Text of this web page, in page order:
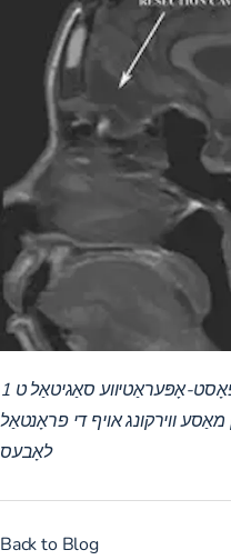
ב) פּאָסט-אָפּעראַטיווע סאַגיטאַל ט 1 MRI דעמאַנסטרייטינג
ווירקונג אויף די פראָנטאַל
לאָבעס
Back to Blog